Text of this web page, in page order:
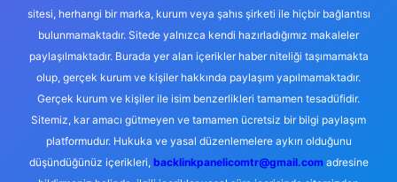
sitesi, herhangi bir marka, kurum veya şahıs şirketi ile hiçbir bağlantısı
bulunmamaktadır. Sitede yalnızca kendi hazırladığımız makaleler
paylaşılmaktadır. Burada yer alan içerikler haber niteliği taşımamakta
olup, gerçek kurum ve kişiler hakkında paylaşım yapılmamaktadır.
Gerçek kurum ve kişiler ile isim benzerlikleri tamamen tesadüfidir.
Sitemiz, kar amacı gütmeyen ve tamamen ücretsiz bir bilgi paylaşım
platformudur. Hukuka ve yasal düzenlemelere aykırı olduğunu
düşündüğünüz içerikleri, backlinkpanelicomtr@gmail.comadresine